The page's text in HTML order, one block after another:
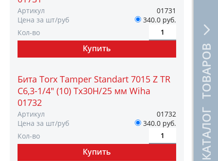
КАТАЛОГ ТОВАРОВ
Артикул
01731
Цена за шт/руб
340.0 руб.
Кол-во
Бита Torx Tamper Standart 7015 Z TR
C6,3-1/4" (10) Tх30H/25 мм Wiha
01732
Артикул
01732
Цена за шт/руб
340.0 руб.
Кол-во